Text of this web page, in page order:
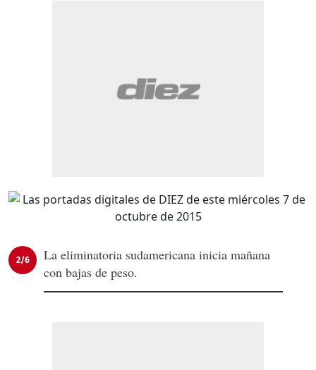
2/6
La eliminatoria sudamericana inicia mañana
con bajas de peso.